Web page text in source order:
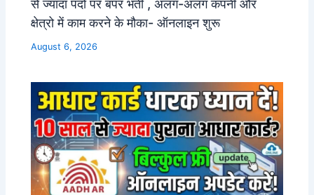
से ज्यादा पदों पर बंपर भर्ती , अलग-अलग कंपनी और
क्षेत्रो में काम करने के मौका- ऑनलाइन शुरू
August 6, 2026